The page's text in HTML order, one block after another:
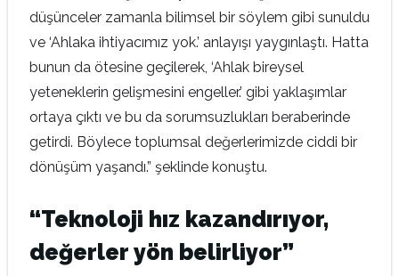
düşünceler zamanla bilimsel bir söylem gibi sunuldu
ve ‘Ahlaka ihtiyacımız yok.’ anlayışı yaygınlaştı. Hatta
bunun da ötesine geçilerek, ‘Ahlak bireysel
yeteneklerin gelişmesini engeller.’ gibi yaklaşımlar
ortaya çıktı ve bu da sorumsuzlukları beraberinde
getirdi. Böylece toplumsal değerlerimizde ciddi bir
dönüşüm yaşandı.” şeklinde konuştu.
“Teknoloji hız kazandırıyor,
değerler yön belirliyor”